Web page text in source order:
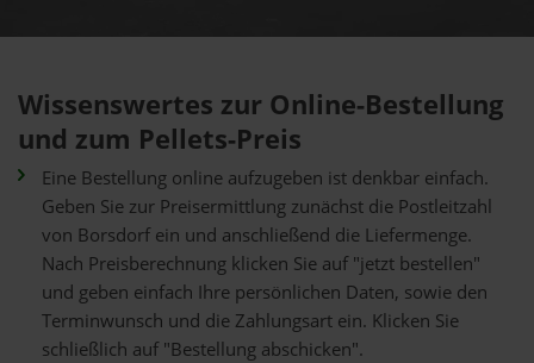
Wissenswertes zur Online-Bestellung
und zum Pellets-Preis
Eine Bestellung online aufzugeben ist denkbar einfach.
Geben Sie zur Preisermittlung zunächst die Postleitzahl
von Borsdorf ein und anschließend die Liefermenge.
Nach Preisberechnung klicken Sie auf "jetzt bestellen"
und geben einfach Ihre persönlichen Daten, sowie den
Terminwunsch und die Zahlungsart ein. Klicken Sie
schließlich auf "Bestellung abschicken".